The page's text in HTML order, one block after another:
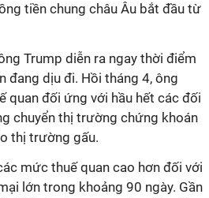
tiền chung châu Âu bắt đầu từ
Trump diễn ra ngay thời điểm
đang dịu đi. Hồi tháng 4, ông
quan đối ứng với hầu hết các đối
chuyển thị trường chứng khoán
thị trường gấu.
mức thuế quan cao hơn đối với
lớn trong khoảng 90 ngày. Gần